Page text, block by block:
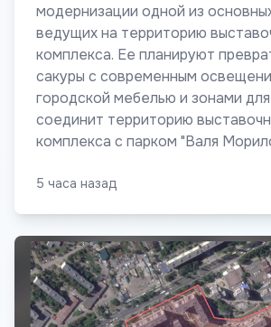
модернизации одной из
ведущих на территорию
комплекса. Ее планируют
сакуры с современным
городской мебелью и зонами
соединит территорию
комплекса с парком "Валя
5 часа назад